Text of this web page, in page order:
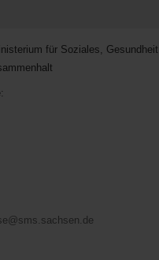
für Soziales, Gesundheit